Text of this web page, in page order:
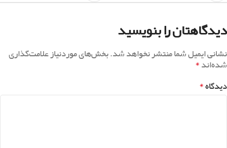
دیدگاهتان را بنویسید
نشانی ایمیل شما منتشر نخواهد شد.بخش‌های موردنیاز علامت‌گذاری
شده‌اند*
دیدگاه*